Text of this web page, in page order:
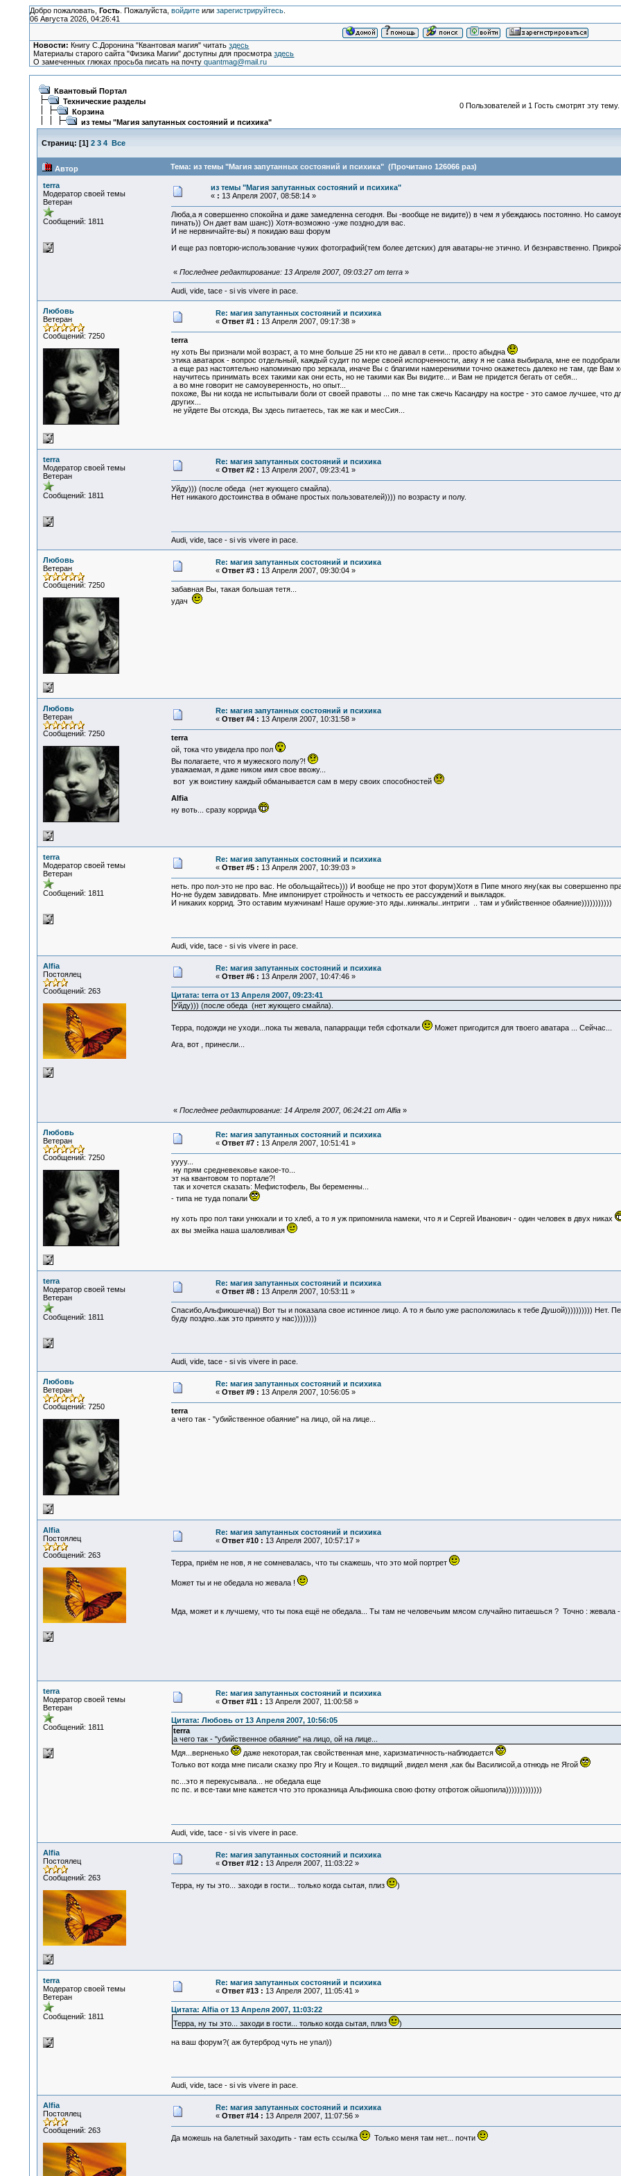
Добро пожаловать, Гость. Пожалуйста, войдитеили зарегистрируйтесь.
06 Августа 2026, 04:26:41
Новости: Книгу С.Доронина "Квантовая магия" читатьздесь
Материалы старого сайта "Физика Магии" доступны для просмотраздесь
О замеченных глюках просьба писать на почтуquantmag@mail.ru
Квантовый Портал
Технические разделы
Корзина
из темы "Магия запутанных состояний и психика"
0 Пользователей и 1 Гость смотрят эту тему.
Страниц: [1] 2 3 4 Все
Автор Тема: из темы "Магия запутанных состояний и психика" (Прочитано 126066 раз)
terra
Модератор своей темы
Ветеран
Сообщений: 1811
из темы "Магия запутанных состояний и психика"
« : 13 Апреля 2007, 08:58:14 »
Люба,а я совершенно спокойна и даже замедленна сегодня. Вы -вообще не видите)) в чем я убеждаюсь постоянно. Но
пинать)) Он дает вам шанс)) Хотя-возможно -уже поздно,для вас.
И не нервничайте-вы) я покидаю ваш форум
И еще раз повторю-использование чужих фотографий(тем более детских) для аватары-не этично. И безнравственно.
« Последнее редактирование: 13 Апреля 2007, 09:03:27 от terra»
Audi, vide, tace - si vis vivere in pace.
Любовь
Ветеран
Сообщений: 7250
Re: магия запутанных состояний и психика
« Ответ #1 : 13 Апреля 2007, 09:17:38 »
terra
ну хоть Вы признали мой возраст, а то мне больше 25 ни кто не давал в сети... просто абыдна
этика аватарок - вопрос отдельный, каждый судит по мере своей испорченности, авку я не сама выбирала, мне ее
а еще раз настоятельно напоминаю про зеркала, иначе Вы с благими намерениями точно окажетесь далеко не там, где Вам
научитесь принимать всех такими как они есть, но не такими как Вы видите... и Вам не придется бегать от себя...
а во мне говорит не самоуверенность, но опыт...
похоже, Вы ни когда не испытывали боли от своей правоты ... по мне так сжечь Касандру на костре - это самое лучшее, что
других...
не уйдете Вы отсюда, Вы здесь питаетесь, так же как и месСия...
terra
Модератор своей темы
Ветеран
Сообщений: 1811
Re: магия запутанных состояний и психика
« Ответ #2 : 13 Апреля 2007, 09:23:41 »
Уйду))) (после обеда (нет жующего смайла).
Нет никакого достоинства в обмане простых пользователей)))) по возрасту и полу.
Audi, vide, tace - si vis vivere in pace.
Любовь
Ветеран
Сообщений: 7250
Re: магия запутанных состояний и психика
« Ответ #3 : 13 Апреля 2007, 09:30:04 »
забавная Вы, такая большая тетя...
удач
Любовь
Ветеран
Сообщений: 7250
Re: магия запутанных состояний и психика
« Ответ #4 : 13 Апреля 2007, 10:31:58 »
terra
ой, тока что увидела про пол
Вы полагаете, что я мужеского полу?!
уважаемая, я даже ником имя свое ввожу...
вот уж воистину каждый обманывается сам в меру своих способностей
Alfia
ну воть... сразу коррида
terra
Модератор своей темы
Ветеран
Сообщений: 1811
Re: магия запутанных состояний и психика
« Ответ #5 : 13 Апреля 2007, 10:39:03 »
неть. про пол-это не про вас. Не обольщайтесь))) И вообще не про этот форум)Хотя в Пипе много яну(как вы совершенно
Но-не будем завидовать. Мне импонирует стройность и четкость ее рассуждений и выкладок.
И никаких коррид. Это оставим мужчинам! Наше оружие-это яды..кинжалы..интриги .. там и убийственное обаяние)))))))))))
Audi, vide, tace - si vis vivere in pace.
Alfia
Постоялец
Сообщений: 263
Re: магия запутанных состояний и психика
« Ответ #6 : 13 Апреля 2007, 10:47:46 »
Цитата: terra от 13 Апреля 2007, 09:23:41
Уйду))) (после обеда (нет жующего смайла).
Терра, подожди не уходи...пока ты жевала, папаррацци тебя сфоткали
Может пригодится для твоего аватара ... Сейчас...
Ага, вот , принесли...
« Последнее редактирование: 14 Апреля 2007, 06:24:21 от Alfia»
Любовь
Ветеран
Сообщений: 7250
Re: магия запутанных состояний и психика
« Ответ #7 : 13 Апреля 2007, 10:51:41 »
уууу...
ну прям средневековье какое-то...
эт на квантовом то портале?!
так и хочется сказать: Мефистофель, Вы беременны...
- типа не туда попали
ну хоть про пол таки унюхали и то хлеб, а то я уж припомнила намеки, что я и Сергей Иванович - один человек в двух никах
ах вы змейка наша шаловливая
terra
Модератор своей темы
Ветеран
Сообщений: 1811
Re: магия запутанных состояний и психика
« Ответ #8 : 13 Апреля 2007, 10:53:11 »
Спасибо,Альфиюшечка)) Вот ты и показала свое истинное лицо. А то я было уже расположилась к тебе Душой)))))))))) Нет.
буду поздно..как это принято у нас))))))))
Audi, vide, tace - si vis vivere in pace.
Любовь
Ветеран
Сообщений: 7250
Re: магия запутанных состояний и психика
« Ответ #9 : 13 Апреля 2007, 10:56:05 »
terra
а чего так - "убийственное обаяние" на лицо, ой на лице...
Alfia
Постоялец
Сообщений: 263
Re: магия запутанных состояний и психика
« Ответ #10 : 13 Апреля 2007, 10:57:17 »
Терра, приём не нов, я не сомневалась, что ты скажешь, что это мой портрет
Может ты и не обедала но жевала !
Мда, может и к лучшему, что ты пока ещё не обедала... Ты там не человечьим мясом случайно питаешься ? Точно : жевала
terra
Модератор своей темы
Ветеран
Сообщений: 1811
Re: магия запутанных состояний и психика
« Ответ #11 : 13 Апреля 2007, 11:00:58 »
Цитата: Любовь от 13 Апреля 2007, 10:56:05
terra
а чего так - "убийственное обаяние" на лицо, ой на лице...
Мдя...верненько
даже некоторая,так свойственная мне, харизматичность-наблюдается
Только вот когда мне писали сказку про Ягу и Кощея..то видящий ,видел меня ,как бы Василисой,а отнюдь не Ягой
пс...это я перекусывала... не обедала еще
пс пс. и все-таки мне кажется что это проказница Альфиюшка свою фотку отфотож ойшопила)))))))))))))
Audi, vide, tace - si vis vivere in pace.
Alfia
Постоялец
Сообщений: 263
Re: магия запутанных состояний и психика
« Ответ #12 : 13 Апреля 2007, 11:03:22 »
Терра, ну ты это... заходи в гости... только когда сытая, плиз )
terra
Модератор своей темы
Ветеран
Сообщений: 1811
Re: магия запутанных состояний и психика
« Ответ #13 : 13 Апреля 2007, 11:05:41 »
Цитата: Alfia от 13 Апреля 2007, 11:03:22
Терра, ну ты это... заходи в гости... только когда сытая, плиз
)
на ваш форум?( аж бутерброд чуть не упал))
Audi, vide, tace - si vis vivere in pace.
Alfia
Постоялец
Сообщений: 263
Re: магия запутанных состояний и психика
« Ответ #14 : 13 Апреля 2007, 11:07:56 »
Да можешь на балетный заходить - там есть ссылка Только меня там нет... почти